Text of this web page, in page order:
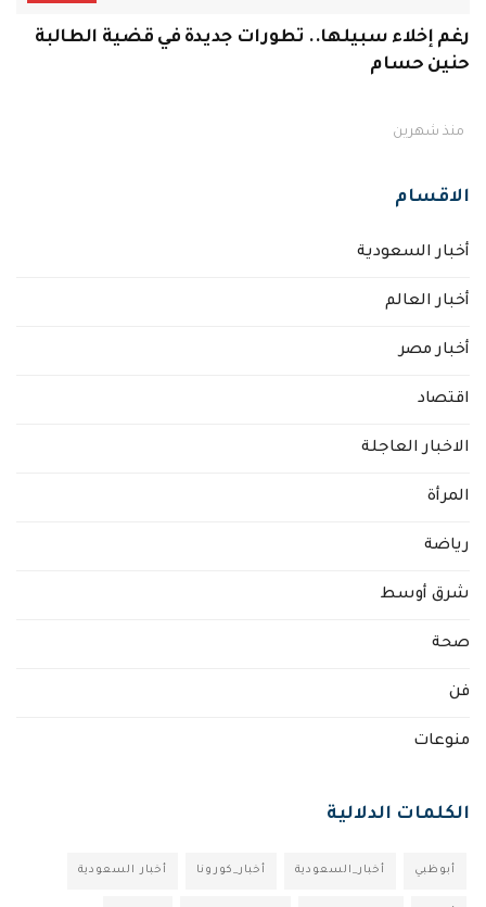
رغم إخلاء سبيلها.. تطورات جديدة في قضية الطالبة
حنين حسام
منذ شهرين
الاقسام
أخبار السعودية
أخبار العالم
أخبار مصر
اقتصاد
الاخبار العاجلة
المرأة
رياضة
شرق أوسط
صحة
فن
منوعات
الكلمات الدلالية
أبوظبي أخبار_السعودية أخبار_كورونا أخبار السعودية